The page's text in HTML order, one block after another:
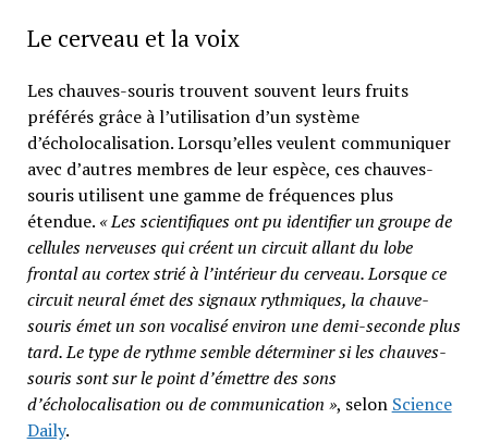
Le cerveau et la voix
Les chauves-souris trouvent souvent leurs fruits
préférés grâce à l’utilisation d’un système
d’écholocalisation. Lorsqu’elles veulent communiquer
avec d’autres membres de leur espèce, ces chauves-
souris utilisent une gamme de fréquences plus
étendue. « Les scientifiques ont pu identifier un groupe de
cellules nerveuses qui créent un circuit allant du lobe
frontal au cortex strié à l’intérieur du cerveau. Lorsque ce
circuit neural émet des signaux rythmiques, la chauve-
souris émet un son vocalisé environ une demi-seconde plus
tard. Le type de rythme semble déterminer si les chauves-
souris sont sur le point d’émettre des sons
d’écholocalisation ou de communication », selon Science
Daily.